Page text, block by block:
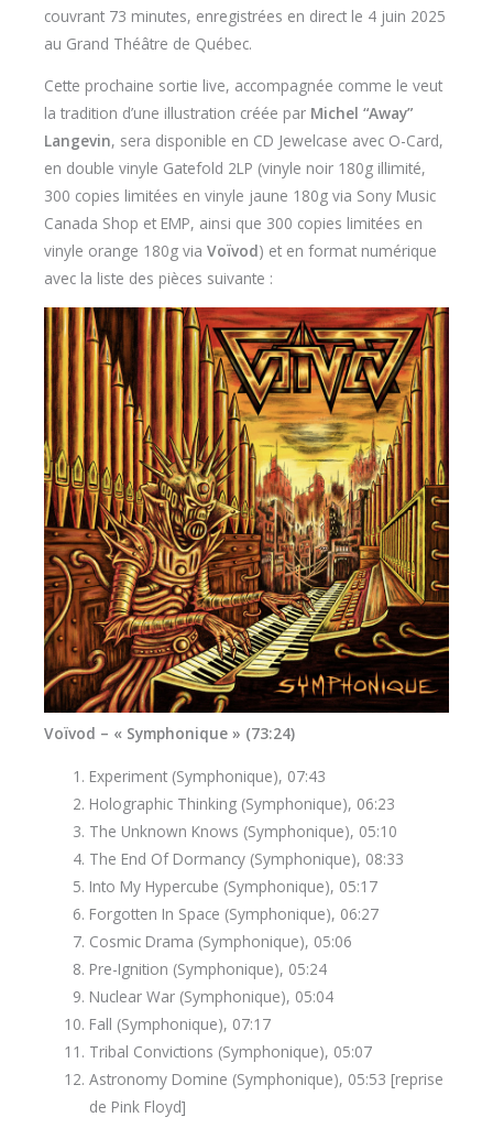
couvrant 73 minutes, enregistrées en direct le 4 juin 2025
au Grand Théâtre de Québec.
Cette prochaine sortie live, accompagnée comme le veut
la tradition d’une illustration créée par Michel “Away”
Langevin, sera disponible en CD Jewelcase avec O-Card,
en double vinyle Gatefold 2LP (vinyle noir 180g illimité,
300 copies limitées en vinyle jaune 180g via Sony Music
Canada Shop et EMP, ainsi que 300 copies limitées en
vinyle orange 180g via Voïvod) et en format numérique
avec la liste des pièces suivante :
Voïvod – « Symphonique » (73:24)
Experiment (Symphonique), 07:43
Holographic Thinking (Symphonique), 06:23
The Unknown Knows (Symphonique), 05:10
The End Of Dormancy (Symphonique), 08:33
Into My Hypercube (Symphonique), 05:17
Forgotten In Space (Symphonique), 06:27
Cosmic Drama (Symphonique), 05:06
Pre-Ignition (Symphonique), 05:24
Nuclear War (Symphonique), 05:04
Fall (Symphonique), 07:17
Tribal Convictions (Symphonique), 05:07
Astronomy Domine (Symphonique), 05:53 [reprise
de Pink Floyd]